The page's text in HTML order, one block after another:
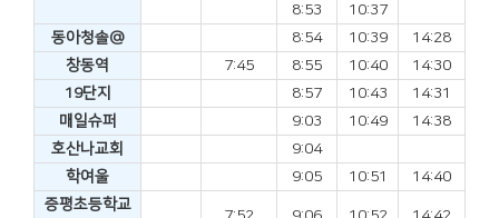
8:53
10:37
동아청솔@
8:54 10:39
14:28
창동역
7:45 8:55 10:40
14:30
19단지
8:57 10:43
14:31
매일슈퍼
9:03 10:49
14:38
호산나교회
9:04
학여울
9:05 10:51
14:40
증평초등학교